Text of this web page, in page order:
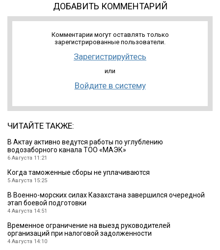
ДОБАВИТЬ КОММЕНТАРИЙ
Комментарии могут оставлять только
зарегистрированные пользователи.
Зарегистрируйтесь
или
Войдите в систему
ЧИТАЙТЕ ТАКЖЕ:
В Актау активно ведутся работы по углублению
водозаборного канала ТОО «МАЭК»
6 Августа 11:21
Когда таможенные сборы не уплачиваются
5 Августа 15:25
В Военно-морских силах Казахстана завершился очередной
этап боевой подготовки
4 Августа 14:51
Временное ограничение на выезд руководителей
организаций при налоговой задолженности
4 Августа 14:10